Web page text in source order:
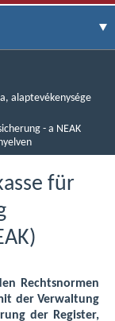
alaptevékenysége
- a NEAK
für
Rechtsnormen
der Verwaltung
der Register,